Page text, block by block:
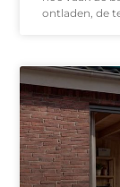
ontladen, de